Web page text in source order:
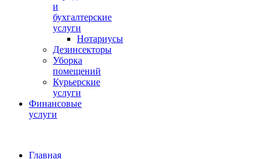
и
бухгалтерские
услуги
Нотариусы
Дезинсекторы
Уборка
помещений
Курьерские
услуги
Финансовые
услуги
Главная